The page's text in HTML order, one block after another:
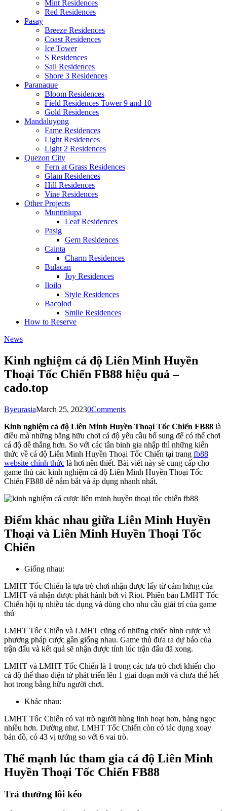
Mint Residences
Red Residences
Pasay
Breeze Residences
Coast Residences
Ice Tower
S Residences
Sail Residences
Shore 3 Residences
Paranaque
Bloom Residences
Field Residences Tower 9 and 10
Gold Residences
Mandaluyong
Fame Residences
Light Residences
Light 2 Residences
Quezon City
Fern at Grass Residences
Glam Residences
Hill Residences
Vine Residences
Other Projects
Muntinlupa
Leaf Residences
Pasig
Gem Residences
Cainta
Charm Residences
Bulacan
Joy Residences
Iloilo
Style Residences
Bacolod
Smile Residences
How to Reserve
News
Kinh nghiệm cá độ Liên Minh Huyền
Thoại Tốc Chiến FB88 hiệu quả –
cado.top
ByeurasiaMarch 25, 20230Comments
Kinh nghiệm cá độ Liên Minh Huyền Thoại Tốc Chiến FB88 là
điều mà những bằng hữu chơi cá độ yêu cầu bổ sung để có thể chơi
cá độ dễ thắng hơn. So với các tân binh gia nhập thì những kiến
thức về cá độ Liên Minh Huyền Thoại Tốc Chiến tại trang fb88
website chính thức là hơi nên thiết. Bài viết này sẽ cung cấp cho
game thủ các kinh nghiệm cá độ Liên Minh Huyền Thoại Tốc
Chiến FB88 dễ nắm bắt và áp dụng nhanh nhất.
Điểm khác nhau giữa Liên Minh Huyền
Thoại và Liên Minh Huyền Thoại Tốc
Chiến
Giống nhau:
LMHT Tốc Chiến là tựa trò chơi nhận được lấy từ cảm hứng của
LMHT và nhận được phát hành bởi vì Riot. Phiên bản LMHT Tốc
Chiến hội tụ nhiều tác dụng và dùng cho nhu cầu giải trí của game
thủ
LMHT Tốc Chiến và LMHT cũng có những chiếc hình cược và
phương pháp cược gần giống nhau. Game thủ đưa ra dự báo của
trận đấu và kết quả sẽ nhận được tính lúc trận đấu đã xong.
LMHT và LMHT Tốc Chiến là 1 trong các tưa trò chơi khiến cho
cá độ thể thao điện tử phát triển lên 1 giai đoạn mới và chưa thể hết
hot trong bằng hữu người chơi.
Khác nhau:
LMHT Tốc Chiến có vai trò người hùng linh hoạt hơn, bảng ngọc
nhiều hơn. Dường như, LMHT Tốc Chiến còn có tác dụng xoay
bản đồ, có 43 vị tướng so với 6 vai trò.
Thế mạnh lúc tham gia cá độ Liên Minh
Huyền Thoại Tốc Chiến FB88
Trả thưởng lôi kéo